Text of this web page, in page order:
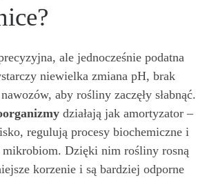
ale jednocześnie podatna
niewielka zmiana pH, brak
aby rośliny zaczęły słabnąć.
działają jak amortyzator –
regulują procesy biochemiczne i
Dzięki nim rośliny rosną
korzenie i są bardziej odporne